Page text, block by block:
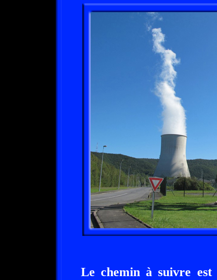
Le chemin à suivre est